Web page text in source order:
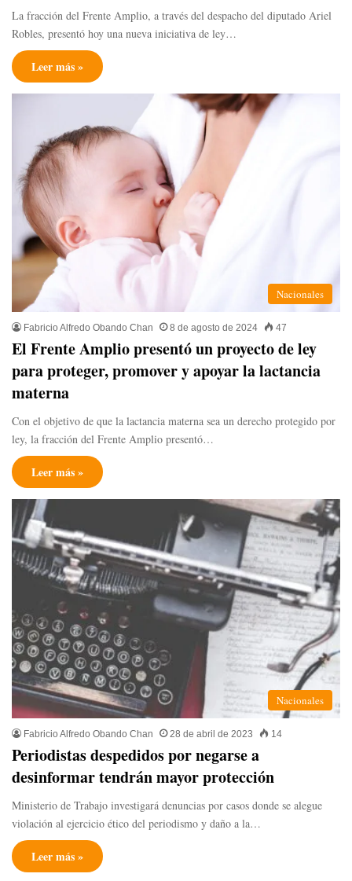
La fracción del Frente Amplio, a través del despacho del diputado Ariel
Robles, presentó hoy una nueva iniciativa de ley…
Leer más »
Nacionales
Fabricio Alfredo Obando Chan 8 de agosto de 2024 47
El Frente Amplio presentó un proyecto de ley
para proteger, promover y apoyar la lactancia
materna
Con el objetivo de que la lactancia materna sea un derecho protegido por
ley, la fracción del Frente Amplio presentó…
Leer más »
Nacionales
Fabricio Alfredo Obando Chan 28 de abril de 2023 14
Periodistas despedidos por negarse a
desinformar tendrán mayor protección
Ministerio de Trabajo investigará denuncias por casos donde se alegue
violación al ejercicio ético del periodismo y daño a la…
Leer más »